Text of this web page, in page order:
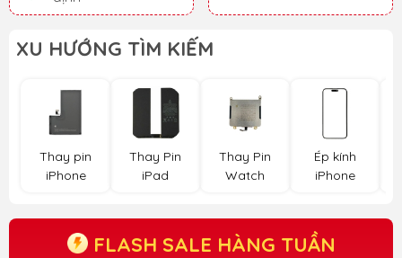
XU HƯỚNG TÌM KIẾM
Thay pin
iPhone
Thay Pin
iPad
Thay Pin
Watch
Ép kính
iPhone
FLASH SALE HÀNG TUẦN